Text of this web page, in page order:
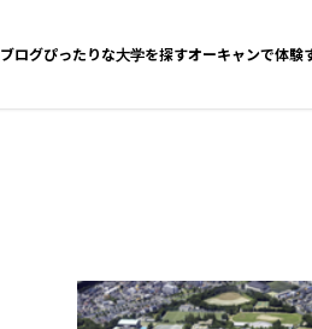
ブログぴったりな大学を探すオーキャンで体験